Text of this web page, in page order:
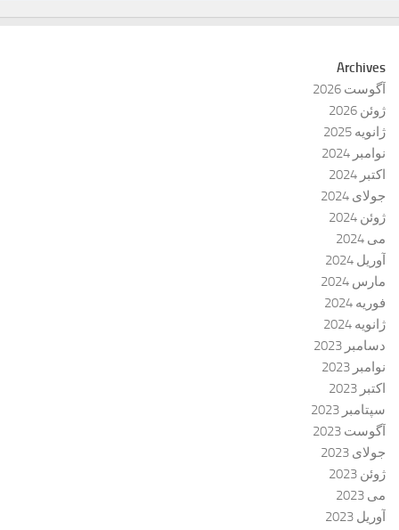
Archives
آگوست 2026
ژوئن 2026
ژانویه 2025
نوامبر 2024
اکتبر 2024
جولای 2024
ژوئن 2024
می 2024
آوریل 2024
مارس 2024
فوریه 2024
ژانویه 2024
دسامبر 2023
نوامبر 2023
اکتبر 2023
سپتامبر 2023
آگوست 2023
جولای 2023
ژوئن 2023
می 2023
آوریل 2023